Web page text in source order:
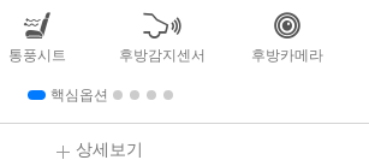
통풍시트 후방감지센서 후방카메라
핵심옵션
상세보기